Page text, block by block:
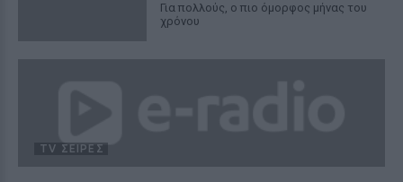
Για πολλούς, ο πιο όμορφος μήνας του
χρόνου
TV ΣΕΙΡΈΣ